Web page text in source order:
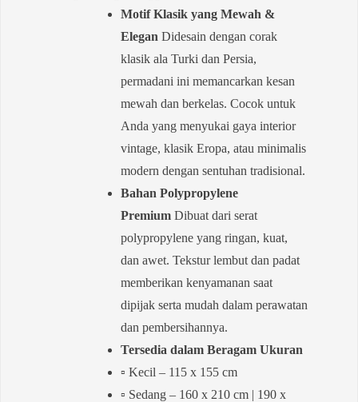
Motif Klasik yang Mewah &
Elegan Didesain dengan corak
klasik ala Turki dan Persia,
permadani ini memancarkan kesan
mewah dan berkelas. Cocok untuk
Anda yang menyukai gaya interior
vintage, klasik Eropa, atau minimalis
modern dengan sentuhan tradisional.
Bahan Polypropylene
Premium Dibuat dari serat
polypropylene yang ringan, kuat,
dan awet. Tekstur lembut dan padat
memberikan kenyamanan saat
dipijak serta mudah dalam perawatan
dan pembersihannya.
Tersedia dalam Beragam Ukuran
▫️ Kecil – 115 x 155 cm
▫️ Sedang – 160 x 210 cm | 190 x